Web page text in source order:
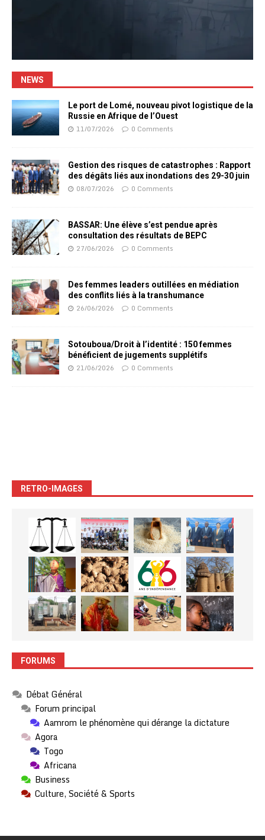
NEWS
Le port de Lomé, nouveau pivot logistique de la
Russie en Afrique de l’Ouest
11/07/2026 0 Comments
Gestion des risques de catastrophes : Rapport
des dégâts liés aux inondations des 29-30 juin
08/07/2026 0 Comments
BASSAR: Une élève s’est pendue après
consultation des résultats de BEPC
27/06/2026 0 Comments
Des femmes leaders outillées en médiation
des conflits liés à la transhumance
26/06/2026 0 Comments
Sotouboua/Droit à l’identité : 150 femmes
bénéficient de jugements supplétifs
21/06/2026 0 Comments
RETRO-IMAGES
FORUMS
Débat Général
Forum principal
Aamrom le phénomène qui dérange la dictature
Agora
Togo
Africana
Business
Culture, Société & Sports